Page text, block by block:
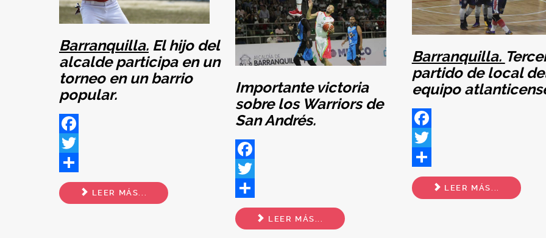
Barranquilla. El hijo del
alcalde participa en un
torneo en un barrio
popular.
Facebook
Twitter
Share
LEER MÁS...
Importante victoria
sobre los Warriors de
San Andrés.
Facebook
Twitter
Share
LEER MÁS...
Barranquilla.
partido de local
equipo
Facebook
Twitter
Share
LEER MÁS...